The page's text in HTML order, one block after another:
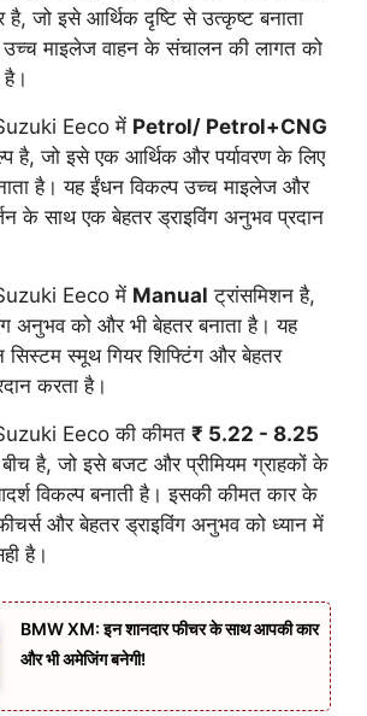
है, जो इसे आर्थिक दृष्टि से उत्कृष्ट बनाता
माइलेज वाहन के संचालन की लागत को
Eeco में Petrol/ Petrol+CNG
है, जो इसे एक आर्थिक और पर्यावरण के लिए
है। यह ईंधन विकल्प उच्च माइलेज और
के साथ एक बेहतर ड्राइविंग अनुभव प्रदान
Eeco में Manual ट्रांसमिशन है,
अनुभव को और भी बेहतर बनाता है। यह
सिस्टम स्मूथ गियर शिफ्टिंग और बेहतर
करता है।
Eeco की कीमत ₹ 5.22 - 8.25
है, जो इसे बजट और प्रीमियम ग्राहकों के
विकल्प बनाती है। इसकी कीमत कार के
और बेहतर ड्राइविंग अनुभव को ध्यान में
है।
BMW XM: इन शानदार फीचर के साथ आपकी कार
और भी अमेजिंग बनेगी!